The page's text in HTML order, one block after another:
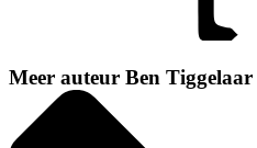
Meer auteur Ben Tiggelaar